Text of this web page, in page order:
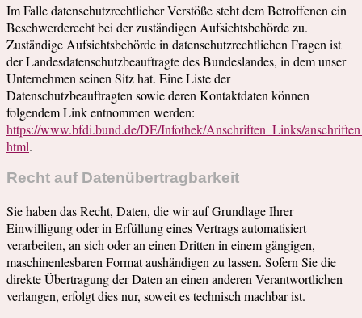
Im Falle datenschutzrechtlicher Verstöße steht dem Betroffenen ein
Beschwerderecht bei der zuständigen Aufsichtsbehörde zu.
Zuständige Aufsichtsbehörde in datenschutzrechtlichen Fragen ist
der Landesdatenschutzbeauftragte des Bundeslandes, in dem unser
Unternehmen seinen Sitz hat. Eine Liste der
Datenschutzbeauftragten sowie deren Kontaktdaten können
folgendem Link entnommen werden:
https://www.bfdi.bund.de/DE/Infothek/Anschriften_Links/
html.
Recht auf Datenübertragbarkeit
Sie haben das Recht, Daten, die wir auf Grundlage Ihrer
Einwilligung oder in Erfüllung eines Vertrags automatisiert
verarbeiten, an sich oder an einen Dritten in einem gängigen,
maschinenlesbaren Format aushändigen zu lassen. Sofern Sie die
direkte Übertragung der Daten an einen anderen Verantwortlichen
verlangen, erfolgt dies nur, soweit es technisch machbar ist.